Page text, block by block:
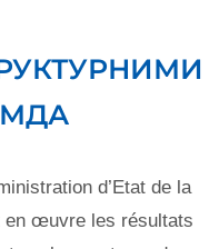
d’Etat de la
en œuvre les résultats